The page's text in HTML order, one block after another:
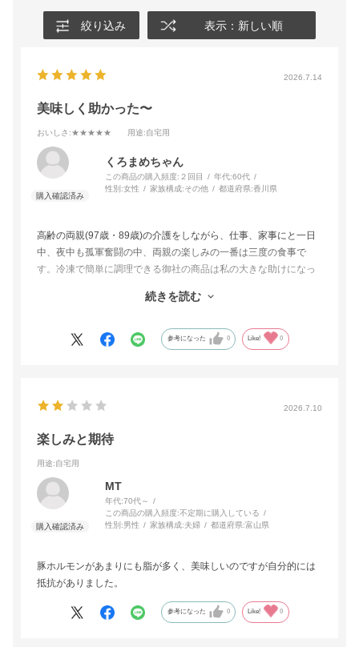
絞り込み 表示：新しい順
2026.7.14
美味しく助かった〜
おいしさ :★★★★★ 用途:自宅用
くろまめちゃん
この商品の購入頻度: ２回目 年代:60代
性別:女性 家族構成:その他 都道府県:香川県
高齢の両親(97歳・89歳)の介護をしながら、仕事、家事にと一日
中、夜中も孤軍奮闘の中、両親の楽しみの一番は三度の食事で
す。冷凍で簡単に調理できる御社の商品は私の大きな助けになっ
も、筋肉の弱った母にも美味しく食べられます。大きなお皿にレ
と両親の口から嬉しい言葉が漏れ、完食してくれると、これに勝
る喜びはありません。今後ともよろしくお願いします。ありがと
続きを読む
参考になった 0 Like! 0
2026.7.10
楽しみと期待
用途:自宅用
MT
年代:70代～
この商品の購入頻度:不定期に購入している
性別:男性 家族構成:夫婦 都道府県:富山県
豚ホルモンがあまりにも脂が多く、美味しいのですが自分的には
抵抗がありました。
参考になった 0 Like! 0